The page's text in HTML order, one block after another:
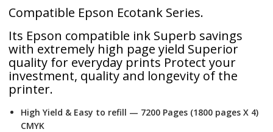
Compatible Epson Ecotank Series.
Its Epson compatible ink Superb savings
with extremely high page yield Superior
quality for everyday prints Protect your
investment, quality and longevity of the
printer.
High Yield & Easy to refill — 7200 Pages (1800 pages X 4)
CMYK